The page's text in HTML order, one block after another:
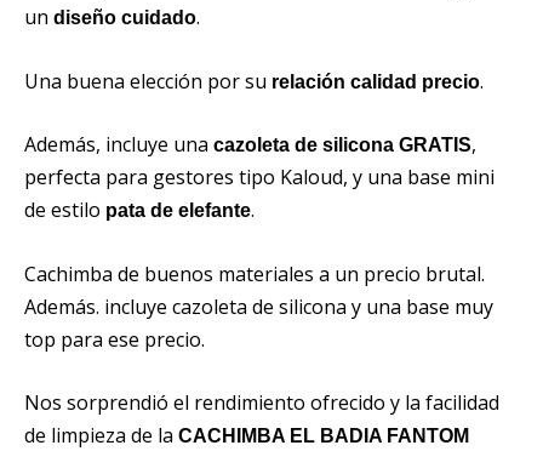
un diseño cuidado.
Una buena elección por su relación calidad precio.
Además, incluye una cazoleta de silicona GRATIS,
perfecta para gestores tipo Kaloud, y una base mini
de estilo pata de elefante.
Cachimba de buenos materiales a un precio brutal.
Además. incluye cazoleta de silicona y una base muy
top para ese precio.
Nos sorprendió el rendimiento ofrecido y la facilidad
de limpieza de la CACHIMBA EL BADIA FANTOM